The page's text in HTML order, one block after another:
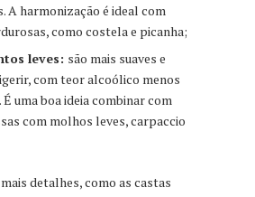
A harmonização é ideal com
como costela e picanha;
leves: são mais suaves e
com teor alcoólico menos
É uma boa ideia combinar com
com molhos leves, carpaccio
detalhes, como as castas